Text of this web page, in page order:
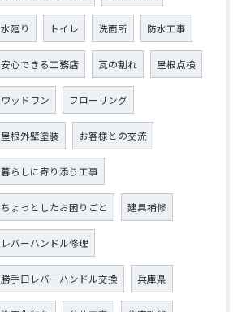
水廻り トイレ 洗面所 防水工事
安心できる工務店 瓦の割れ 屋根点検
ウッドワン フローリング
屋根外壁塗装 お客様との交流
暮らしに寄り添う工事
ちょっとしたお困りごと 建具補修
レバーハンドル修理
勝手口レバーハンドル交換 兵庫県